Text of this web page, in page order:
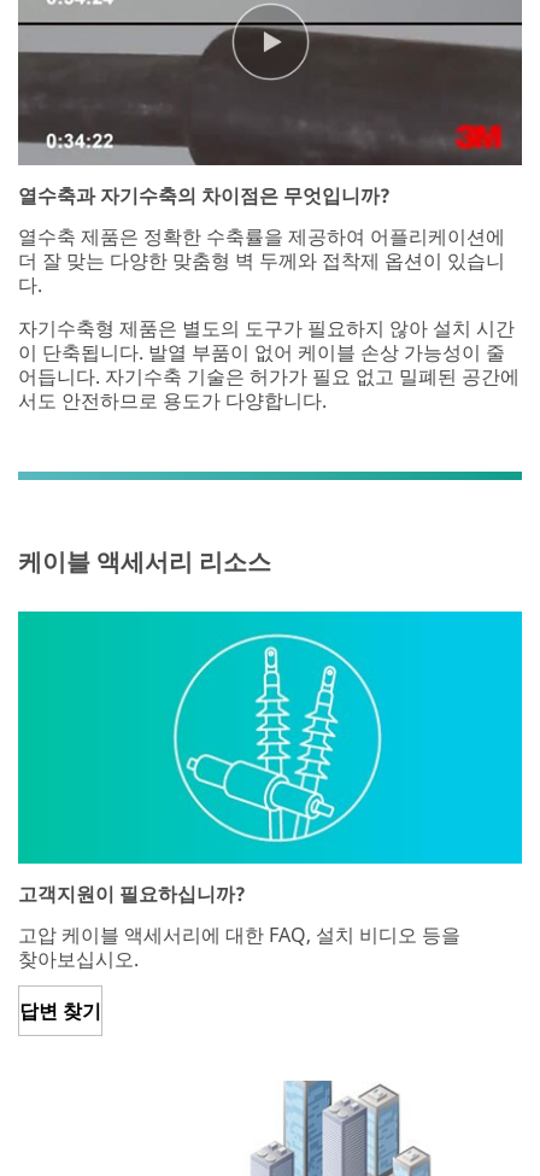
열수축과 자기수축의 차이점은 무엇입니까?
열수축 제품은 정확한 수축률을 제공하여 어플리케이션에
더 잘 맞는 다양한 맞춤형 벽 두께와 접착제 옵션이 있습니
다.
자기수축형 제품은 별도의 도구가 필요하지 않아 설치 시간
이 단축됩니다. 발열 부품이 없어 케이블 손상 가능성이 줄
어듭니다. 자기수축 기술은 허가가 필요 없고 밀폐된 공간에
서도 안전하므로 용도가 다양합니다.
케이블 액세서리 리소스
고객지원이 필요하십니까?
고압 케이블 액세서리에 대한 FAQ, 설치 비디오 등을
찾아보십시오.
답변 찾기